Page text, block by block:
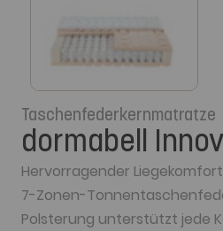
Taschenfederkernmatratze
dormabell
Hervorragender
7-Zonen-
Polsterung unterstützt jede